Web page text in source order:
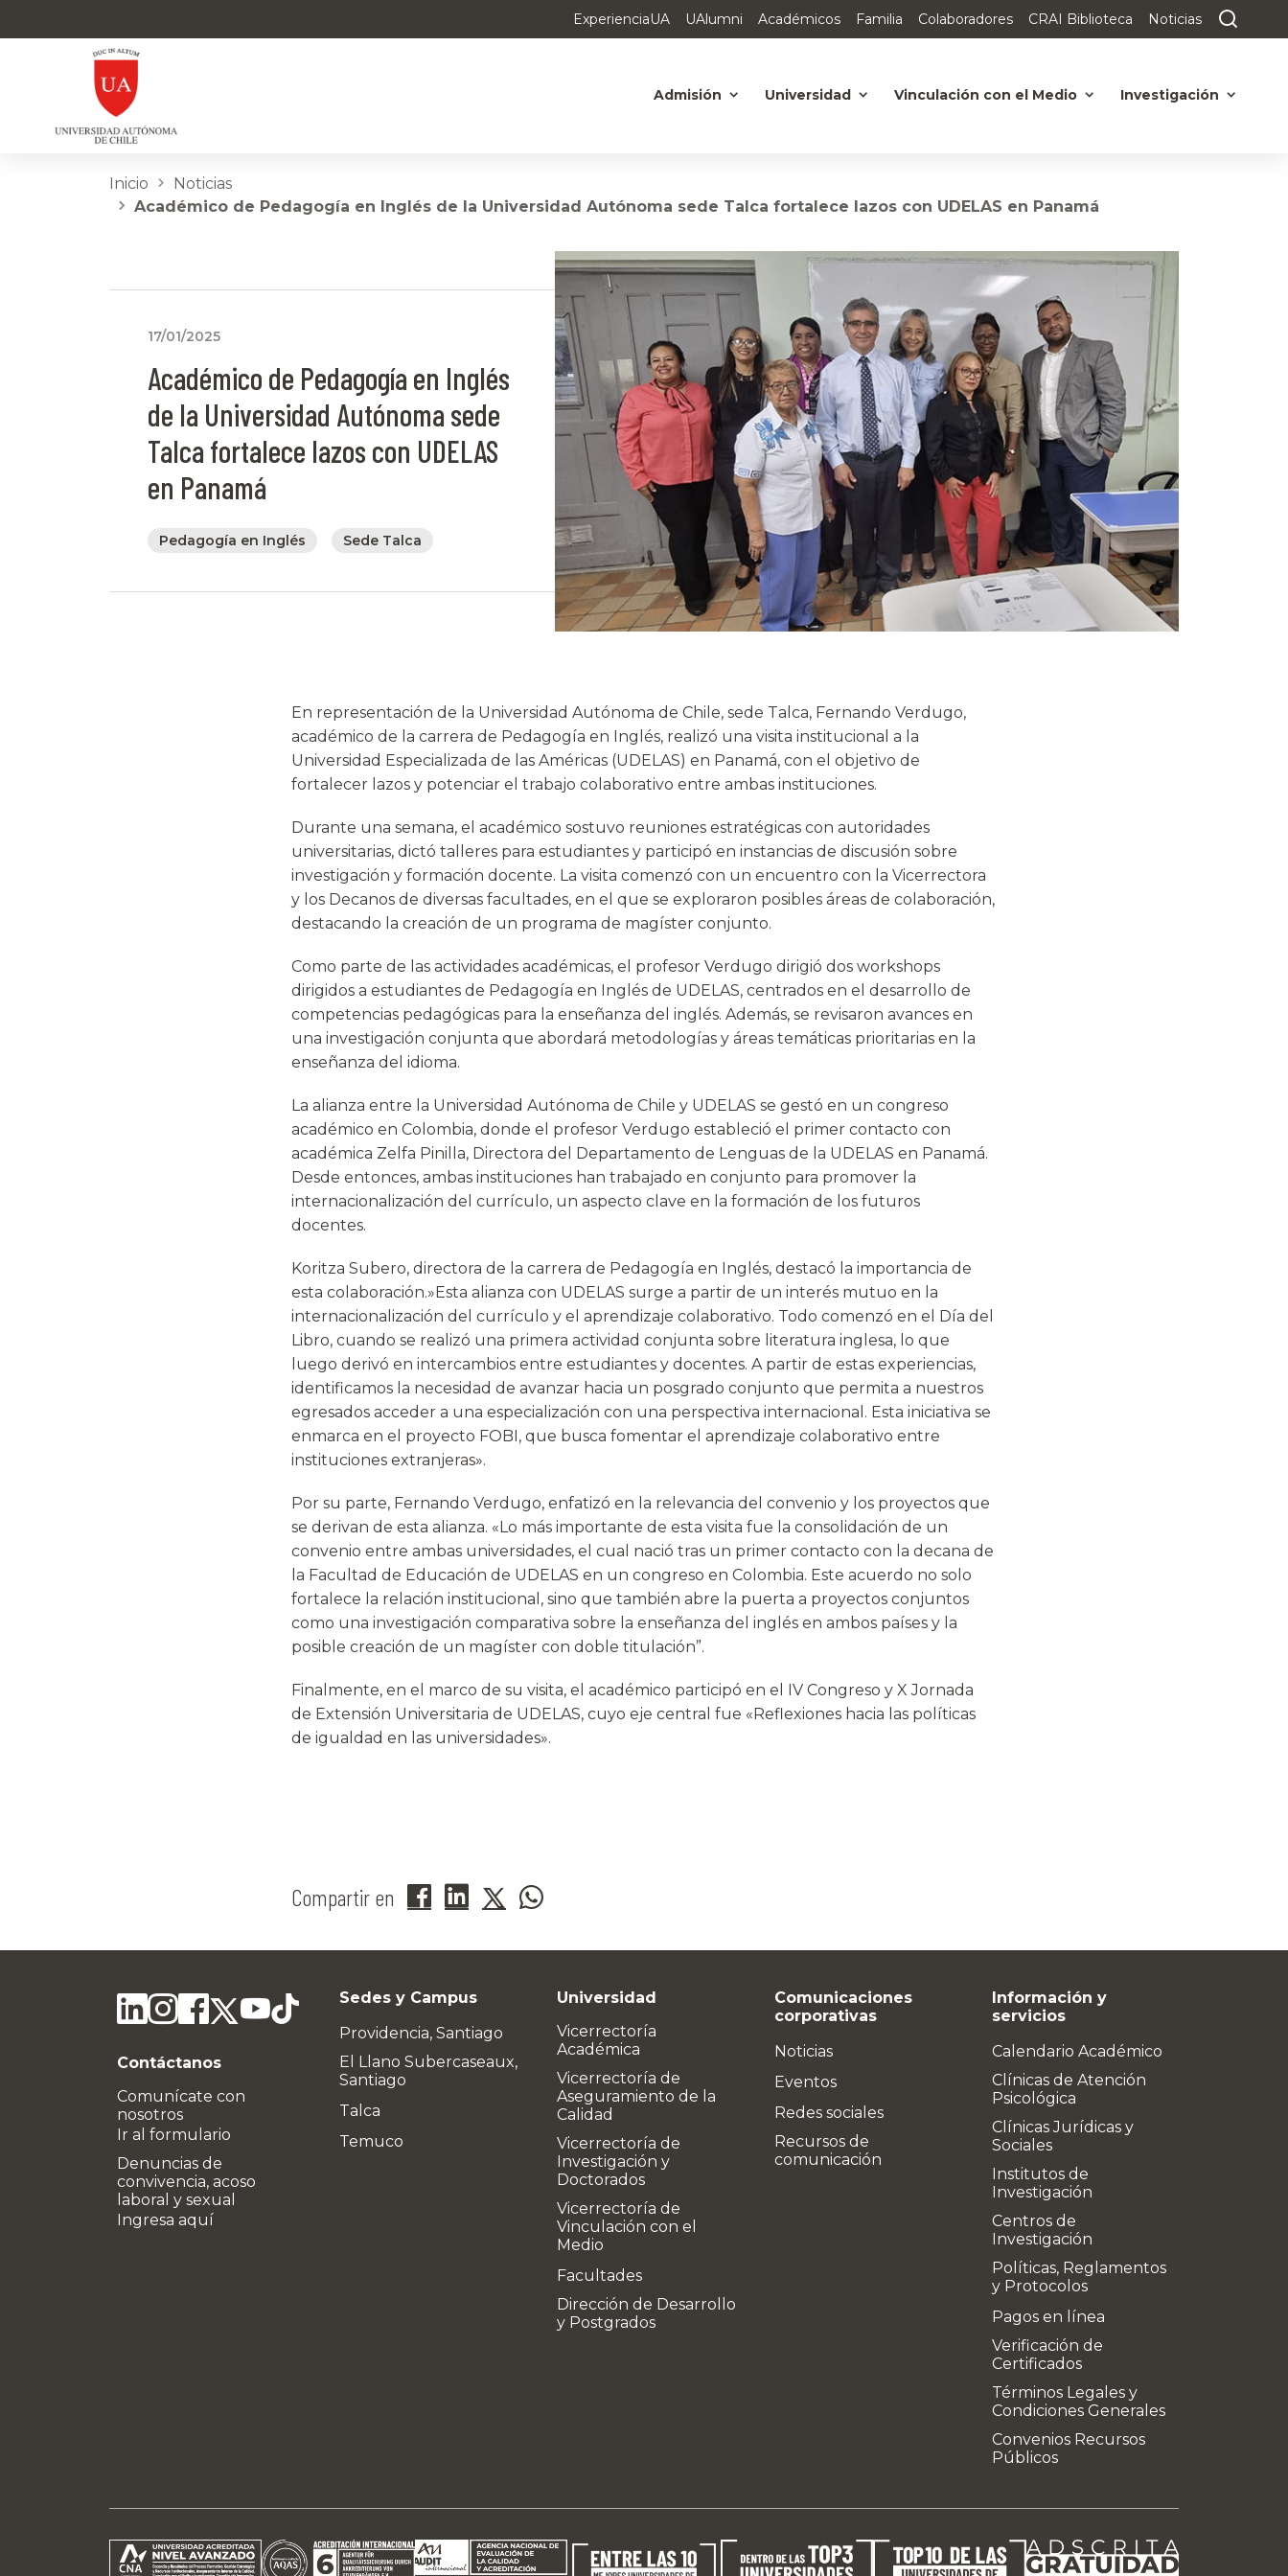
ExperienciaUA UAlumni Académicos Familia Colaboradores CRAI Biblioteca Noticias
Admisión Universidad Vinculación con el Medio Investigación
Inicio
Noticias
Académico de Pedagogía en Inglés de la Universidad Autónoma sede Talca fortalece lazos con UDELAS en Panamá
17/01/2025
Académico de Pedagogía en Inglés
de la Universidad Autónoma sede
Talca fortalece lazos con UDELAS
en Panamá
Pedagogía en Inglés Sede Talca
En representación de la Universidad Autónoma de Chile, sede Talca, Fernando Verdugo,
académico de la carrera de Pedagogía en Inglés, realizó una visita institucional a la
Universidad Especializada de las Américas (UDELAS) en Panamá, con el objetivo de
fortalecer lazos y potenciar el trabajo colaborativo entre ambas instituciones.
Durante una semana, el académico sostuvo reuniones estratégicas con autoridades
universitarias, dictó talleres para estudiantes y participó en instancias de discusión sobre
investigación y formación docente. La visita comenzó con un encuentro con la Vicerrectora
y los Decanos de diversas facultades, en el que se exploraron posibles áreas de colaboración,
destacando la creación de un programa de magíster conjunto.
Como parte de las actividades académicas, el profesor Verdugo dirigió dos workshops
dirigidos a estudiantes de Pedagogía en Inglés de UDELAS, centrados en el desarrollo de
competencias pedagógicas para la enseñanza del inglés. Además, se revisaron avances en
una investigación conjunta que abordará metodologías y áreas temáticas prioritarias en la
enseñanza del idioma.
La alianza entre la Universidad Autónoma de Chile y UDELAS se gestó en un congreso
académico en Colombia, donde el profesor Verdugo estableció el primer contacto con
académica Zelfa Pinilla, Directora del Departamento de Lenguas de la UDELAS en Panamá.
Desde entonces, ambas instituciones han trabajado en conjunto para promover la
internacionalización del currículo, un aspecto clave en la formación de los futuros
docentes.
Koritza Subero, directora de la carrera de Pedagogía en Inglés, destacó la importancia de
esta colaboración.»Esta alianza con UDELAS surge a partir de un interés mutuo en la
internacionalización del currículo y el aprendizaje colaborativo. Todo comenzó en el Día del
Libro, cuando se realizó una primera actividad conjunta sobre literatura inglesa, lo que
luego derivó en intercambios entre estudiantes y docentes. A partir de estas experiencias,
identificamos la necesidad de avanzar hacia un posgrado conjunto que permita a nuestros
egresados acceder a una especialización con una perspectiva internacional. Esta iniciativa se
enmarca en el proyecto FOBI, que busca fomentar el aprendizaje colaborativo entre
instituciones extranjeras».
Por su parte, Fernando Verdugo, enfatizó en la relevancia del convenio y los proyectos que
se derivan de esta alianza. «Lo más importante de esta visita fue la consolidación de un
convenio entre ambas universidades, el cual nació tras un primer contacto con la decana de
la Facultad de Educación de UDELAS en un congreso en Colombia. Este acuerdo no solo
fortalece la relación institucional, sino que también abre la puerta a proyectos conjuntos
como una investigación comparativa sobre la enseñanza del inglés en ambos países y la
posible creación de un magíster con doble titulación”.
Finalmente, en el marco de su visita, el académico participó en el IV Congreso y X Jornada
de Extensión Universitaria de UDELAS, cuyo eje central fue «Reflexiones hacia las políticas
de igualdad en las universidades».
Compartir en
Contáctanos
Comunícate con
nosotros
Ir al formulario
Denuncias de
convivencia, acoso
laboral y sexual
Ingresa aquí
Sedes y Campus
Providencia, Santiago
El Llano Subercaseaux,
Santiago
Talca
Temuco
Universidad
Vicerrectoría
Académica
Vicerrectoría de
Aseguramiento de la
Calidad
Vicerrectoría de
Investigación y
Doctorados
Vicerrectoría de
Vinculación con el
Medio
Facultades
Dirección de Desarrollo
y Postgrados
Comunicaciones
corporativas
Noticias
Eventos
Redes sociales
Recursos de
comunicación
Información y
servicios
Calendario Académico
Clínicas de Atención
Psicológica
Clínicas Jurídicas y
Sociales
Institutos de
Investigación
Centros de
Investigación
Políticas, Reglamentos
y Protocolos
Pagos en línea
Verificación de
Certificados
Términos Legales y
Condiciones Generales
Convenios Recursos
Públicos